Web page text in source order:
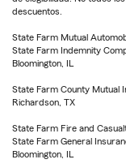
descuentos.
State Farm Mutual
State Farm Indemnity
Bloomington, IL
State Farm County Mutual
Richardson, TX
State Farm Fire and
State Farm General
Bloomington, IL